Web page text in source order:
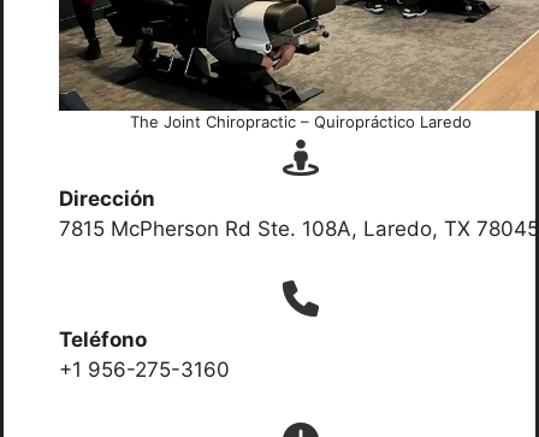
The Joint Chiropractic – Quiropráctico Laredo
Dirección
7815 McPherson Rd Ste. 108A, Laredo, TX 78045
Teléfono
+1 956-275-3160